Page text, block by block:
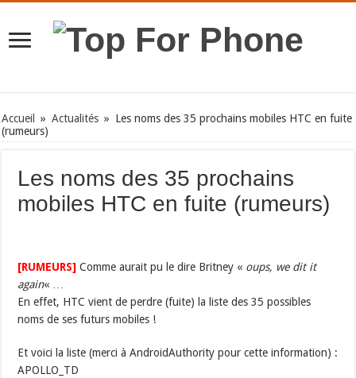
Accueil » Actualités » Les noms des 35 prochains mobiles HTC en fuite
(rumeurs)
Les noms des 35 prochains
mobiles HTC en fuite (rumeurs)
[RUMEURS] Comme aurait pu le dire Britney « oups, we dit it
again« …
En effet, HTC vient de perdre (fuite) la liste des 35 possibles
noms de ses futurs mobiles !
Et voici la liste (merci à AndroidAuthority pour cette information) :
APOLLO_TD